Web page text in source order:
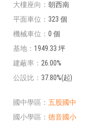
大樓座向
朝西南
平面車位
323 個
機械車位
0 個
基地
1949.33 坪
建蔽率
26.00%
公設比
37.80%(起)
國中學區
五股國中
國小學區
德音國小